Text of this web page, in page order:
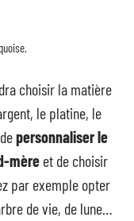
choisir la matière
le platine, le
personnaliser le
mère et de choisir
par exemple opter
de vie, de lune…